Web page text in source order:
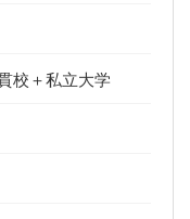
校＋私立大学